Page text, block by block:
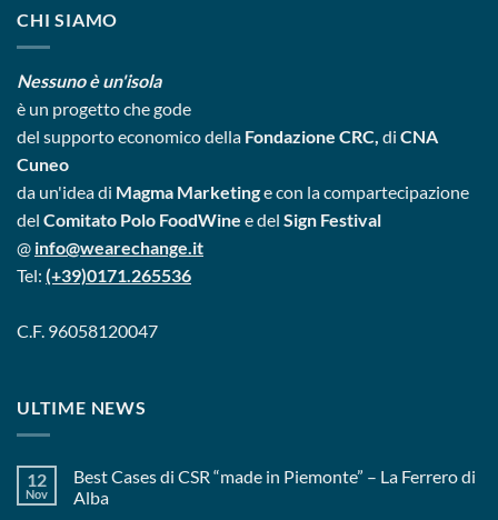
CHI SIAMO
Nessuno è un'isola
è un progettoche gode
del supporto economico della Fondazione CRC, di CNA
Cuneo
da un'idea di Magma Marketinge con la compartecipazione
del Comitato Polo FoodWine e del Sign Festival
@ info@wearechange.it
Tel: (+39)0171.265536
C.F. 96058120047
ULTIME NEWS
12
Nov
Best Cases di CSR “made in Piemonte” – La Ferrero di
Alba